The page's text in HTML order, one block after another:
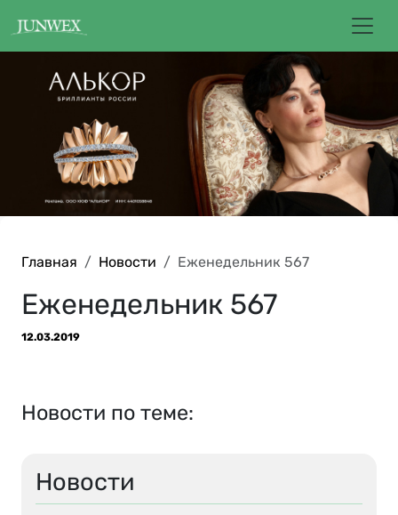
Главная Новости Еженедельник 567
Новости
Еженедельник 567
12.03.2019
Новости по теме: